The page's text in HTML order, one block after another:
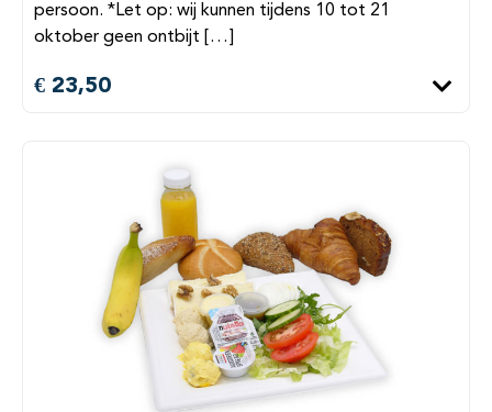
persoon. *Let op: wij kunnen tijdens 10 tot 21
oktober geen ontbijt […]
€ 23,50